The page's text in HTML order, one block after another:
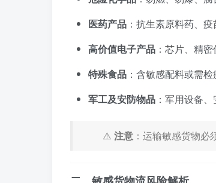
医药产品 ：抗生素原料药、
高价值电子产品 ：芯片、精
特殊食品 ：含敏感配料或需
军工及安防物品 ：军用设备
⚠️ 注意 ：运输敏感货物